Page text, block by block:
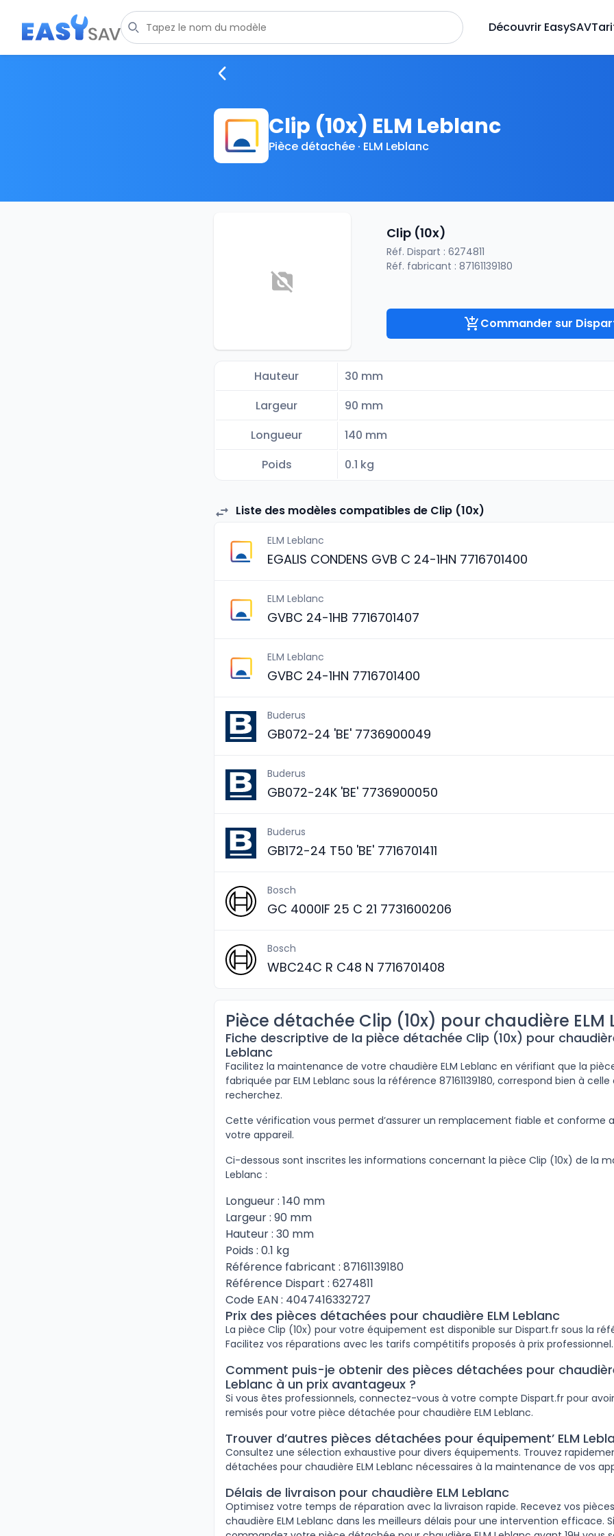
Découvrir EasySAV
Clip (10x) ELM Leblanc
Pièce détachée · ELM Leblanc
Clip (10x)
Réf. Dispart : 6274811
Réf. fabricant : 87161139180
Commander sur
Hauteur
30 mm
Largeur
90 mm
Longueur
140 mm
Poids
0.1 kg
Liste des modèles compatibles de Clip (10x)
ELM Leblanc
EGALIS CONDENS GVB C 24-1HN 7716701400
ELM Leblanc
GVBC 24-1HB 7716701407
ELM Leblanc
GVBC 24-1HN 7716701400
Buderus
GB072-24 'BE' 7736900049
Buderus
GB072-24K 'BE' 7736900050
Buderus
GB172-24 T50 'BE' 7716701411
Bosch
GC 4000IF 25 C 21 7731600206
Bosch
WBC24C R C48 N 7716701408
Pièce détachée Clip (10x) pour chaudière ELM
Fiche descriptive de la pièce détachée Clip (10x) pour
Leblanc
Facilitez la maintenance de votre chaudière ELM Leblanc en vérifiant que la
fabriquée par ELM Leblanc sous la référence 87161139180, correspond bien à
recherchez.
Cette vérification vous permet d’assurer un remplacement fiable et conforme
votre appareil.
Ci-dessous sont inscrites les informations concernant la pièce Clip (10x) de la
Leblanc :
Longueur : 140 mm
Largeur : 90 mm
Hauteur : 30 mm
Poids : 0.1 kg
Référence fabricant : 87161139180
Référence Dispart : 6274811
Code EAN : 4047416332727
Prix des pièces détachées pour chaudière ELM Leblanc
La pièce Clip (10x) pour votre équipement est disponible sur Dispart.fr sous la
Facilitez vos réparations avec les tarifs compétitifs proposés à prix professionnel.
Comment puis-je obtenir des pièces détachées pour
Leblanc à un prix avantageux ?
Si vous êtes professionnels, connectez-vous à votre compte Dispart.fr pour
remisés pour votre pièce détachée pour chaudière ELM Leblanc.
Trouver d’autres pièces détachées pour équipement’ ELM
Consultez une sélection exhaustive pour divers équipements. Trouvez
détachées pour chaudière ELM Leblanc nécessaires à la maintenance de vos
Délais de livraison pour chaudière ELM Leblanc
Optimisez votre temps de réparation avec la livraison rapide. Recevez vos
chaudière ELM Leblanc dans les meilleurs délais pour une intervention efficace.